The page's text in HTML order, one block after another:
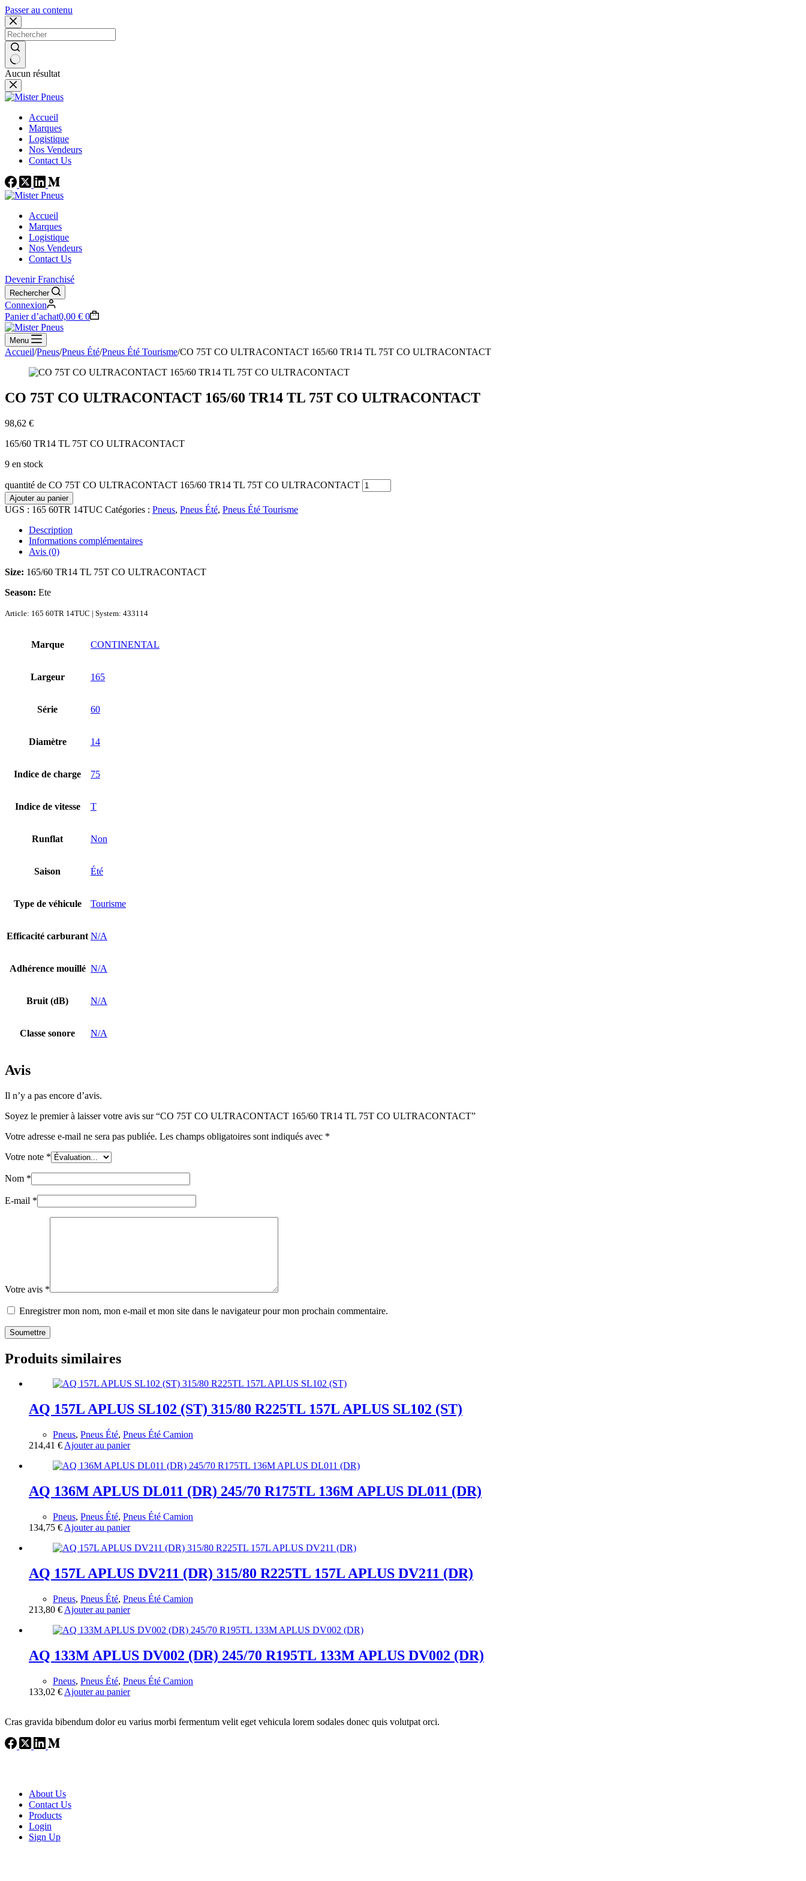
Passer au contenu
Aucun résultat
Accueil
Marques
Logistique
Nos Vendeurs
Contact Us
Accueil
Marques
Logistique
Nos Vendeurs
Contact Us
Devenir Franchisé
Rechercher
Connexion
Panier d’achat0,00 € 0
Menu
Accueil/Pneus/Pneus Été/Pneus Été Tourisme/CO 75T CO ULTRACONTACT 165/60 TR14 TL 75T CO ULTRACONTACT
CO 75T CO ULTRACONTACT 165/60 TR14 TL 75T CO ULTRACONTACT
98,62 €
165/60 TR14 TL 75T CO ULTRACONTACT
9 en stock
quantité de CO 75T CO ULTRACONTACT 165/60 TR14 TL 75T CO ULTRACONTACT
Ajouter au panier
UGS : 165 60TR 14TUC Catégories : Pneus, Pneus Été, Pneus Été Tourisme
Description
Informations complémentaires
Avis (0)
Size: 165/60 TR14 TL 75T CO ULTRACONTACT
Season: Ete
Article: 165 60TR 14TUC | System: 433114
Marque CONTINENTAL
Largeur 165
Série 60
Diamètre 14
Indice de charge 75
Indice de vitesse T
Runflat Non
Saison Été
Type de véhicule Tourisme
Efficacité carburant N/A
Adhérence mouillé N/A
Bruit (dB) N/A
Classe sonore N/A
Avis
Il n’y a pas encore d’avis.
Soyez le premier à laisser votre avis sur “CO 75T CO ULTRACONTACT 165/60 TR14 TL 75T CO ULTRACONTACT”
Votre adresse e-mail ne sera pas publiée. Les champs obligatoires sont indiqués avec *
Votre note *
Nom *
E-mail *
Votre avis *
Enregistrer mon nom, mon e-mail et mon site dans le navigateur pour mon prochain commentaire.
Soumettre
Produits similaires
AQ 157L APLUS SL102 (ST) 315/80 R225TL 157L APLUS SL102 (ST)
Pneus, Pneus Été, Pneus Été Camion
214,41 € Ajouter au panier
AQ 136M APLUS DL011 (DR) 245/70 R175TL 136M APLUS DL011 (DR)
Pneus, Pneus Été, Pneus Été Camion
134,75 € Ajouter au panier
AQ 157L APLUS DV211 (DR) 315/80 R225TL 157L APLUS DV211 (DR)
Pneus, Pneus Été, Pneus Été Camion
213,80 € Ajouter au panier
AQ 133M APLUS DV002 (DR) 245/70 R195TL 133M APLUS DV002 (DR)
Pneus, Pneus Été, Pneus Été Camion
133,02 € Ajouter au panier
Cras gravida bibendum dolor eu varius morbi fermentum velit eget vehicula lorem sodales donec quis volutpat orci.
About Us
Contact Us
Products
Login
Sign Up